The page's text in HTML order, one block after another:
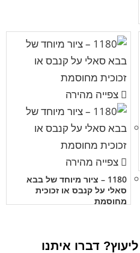
צפייה מהירה
צפייה מהירה
1180 – ציור מיוחד של בבא
סאלי על קנבס או זכוכית
מחוסמת
דברו איתנו